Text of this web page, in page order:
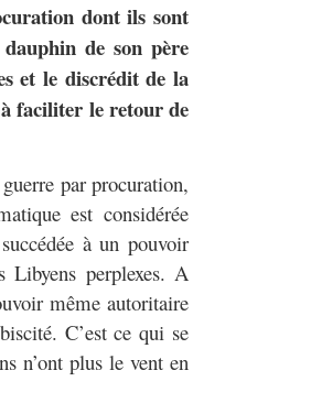
dont ils sont
de son père
et le discrédit de la
faciliter le retour de
par procuration,
est considérée
à un pouvoir
perplexes. A
même autoritaire
C’est ce qui se
n’ont plus le vent en